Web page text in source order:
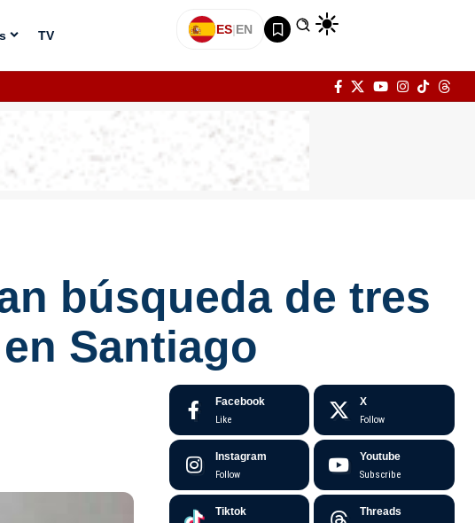
TV ES|EN
búsqueda de tres
Santiago
Facebook
Like
X
Follow
Instagram
Follow
Youtube
Subscribe
Tiktok Threads